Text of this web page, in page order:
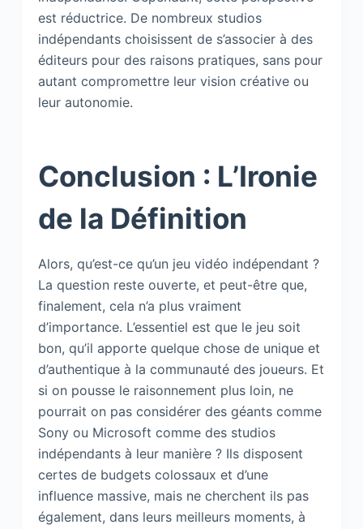
est réductrice. De nombreux studios
indépendants choisissent de s’associer à des
éditeurs pour des raisons pratiques, sans pour
autant compromettre leur vision créative ou
leur autonomie.
Conclusion : L’Ironie
de la Définition
Alors, qu’est-ce qu’un jeu vidéo indépendant ?
La question reste ouverte, et peut-être que,
finalement, cela n’a plus vraiment
d’importance. L’essentiel est que le jeu soit
bon, qu’il apporte quelque chose de unique et
d’authentique à la communauté des joueurs. Et
si on pousse le raisonnement plus loin, ne
pourrait on pas considérer des géants comme
Sony ou Microsoft comme des studios
indépendants à leur manière ? Ils disposent
certes de budgets colossaux et d’une
influence massive, mais ne cherchent ils pas
également, dans leurs meilleurs moments, à